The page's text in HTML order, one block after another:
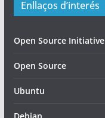
Enllaços d’interés
Open Source Initiative
Open Source
Ubuntu